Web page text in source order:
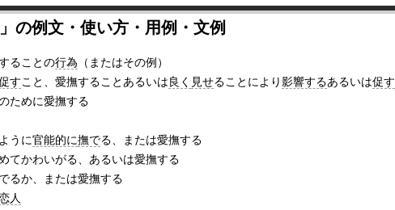
」の例文・使い方・用例・文例
ることの行為 （またはその例）
すこと、愛撫することあるいは良く 見せることにより影響するあるいは促す
ために愛撫する
うに官能的に撫でる、または愛撫する
てかわいがる、あるいは愛撫する
るか、または愛撫する
人